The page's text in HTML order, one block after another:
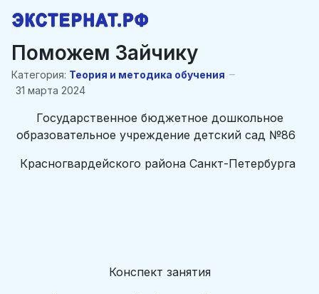
Поможем Зайчику
Категория: Теория и методика обучения
31 марта 2024
Государственное бюджетное дошкольное
образовательное учреждение детский сад №86
Красногвардейского района Санкт-Петербурга
Конспект занятия